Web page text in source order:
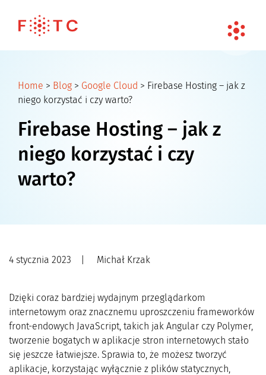
Home > Blog > Google Cloud > Firebase Hosting – jak z
niego korzystać i czy warto?
Firebase Hosting – jak z
niego korzystać i czy
warto?
4 stycznia 2023 Michał Krzak
Dzięki coraz bardziej wydajnym przeglądarkom
internetowym oraz znacznemu uproszczeniu frameworków
front-endowych JavaScript, takich jak Angular czy Polymer,
tworzenie bogatych w aplikacje stron internetowych stało
się jeszcze łatwiejsze. Sprawia to, że możesz tworzyć
aplikacje, korzystając wyłącznie z plików statycznych,